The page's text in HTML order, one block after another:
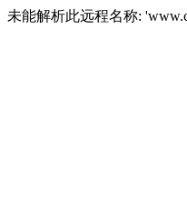
未能解析此远程名称: